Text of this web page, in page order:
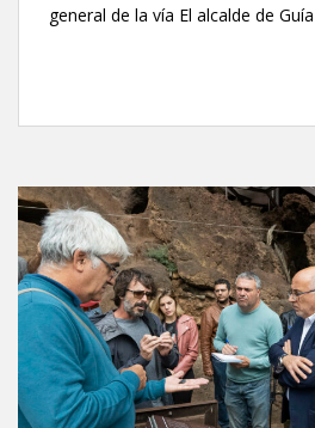
general de la vía El alcalde de